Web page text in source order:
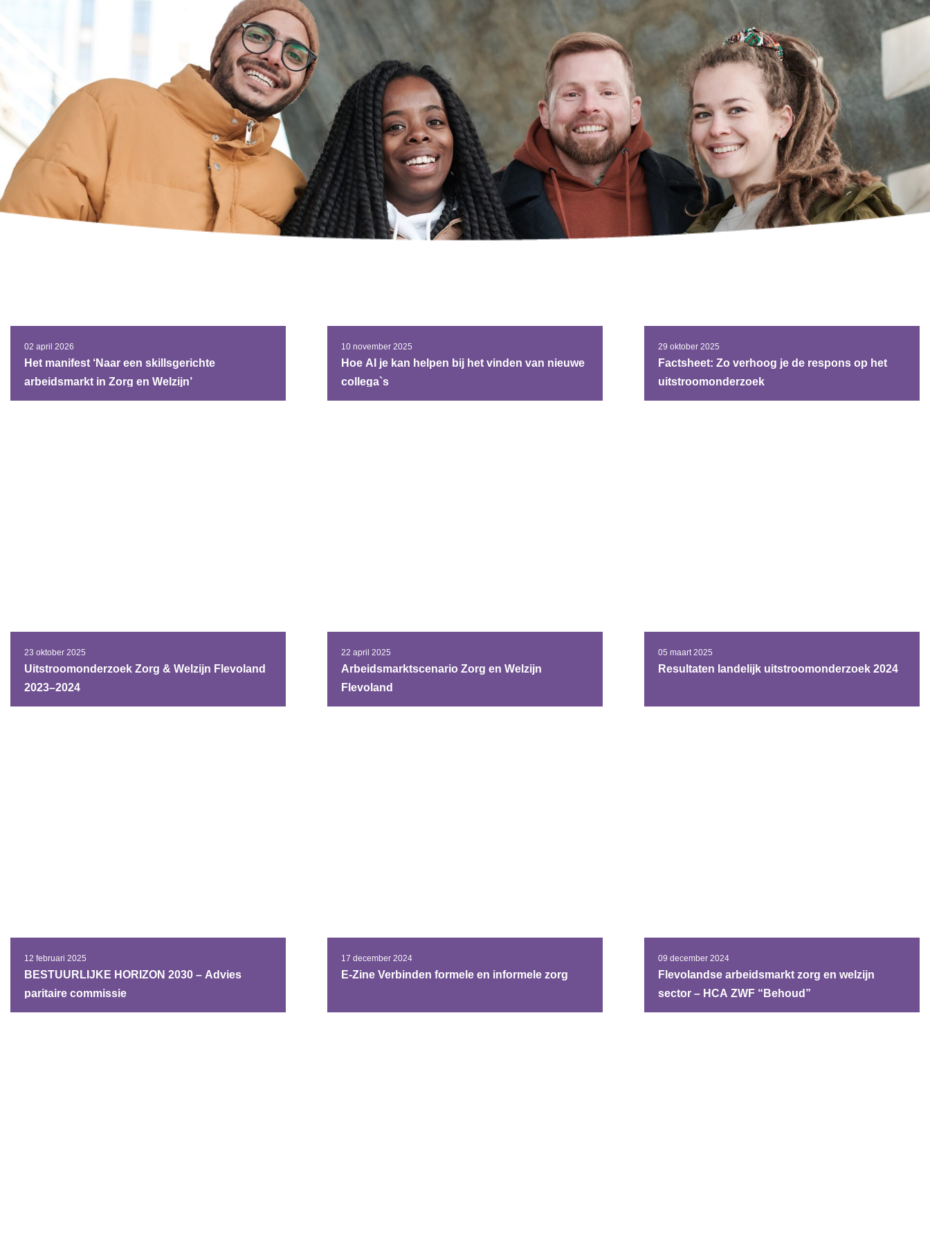
02 april 2026
Het manifest ‘Naar een skillsgerichte
arbeidsmarkt in Zorg en Welzijn’
10 november 2025
Hoe AI je kan helpen bij het vinden van nieuwe
collega`s
29 oktober 2025
Factsheet: Zo verhoog je de respons op het
uitstroomonderzoek
23 oktober 2025
Uitstroomonderzoek Zorg & Welzijn Flevoland
2023–2024
22 april 2025
Arbeidsmarktscenario Zorg en Welzijn
Flevoland
05 maart 2025
Resultaten landelijk uitstroomonderzoek 2024
12 februari 2025
BESTUURLIJKE HORIZON 2030 – Advies
paritaire commissie
17 december 2024
E-Zine Verbinden formele en informele zorg
09 december 2024
Flevolandse arbeidsmarkt zorg en welzijn
sector – HCA ZWF “Behoud”